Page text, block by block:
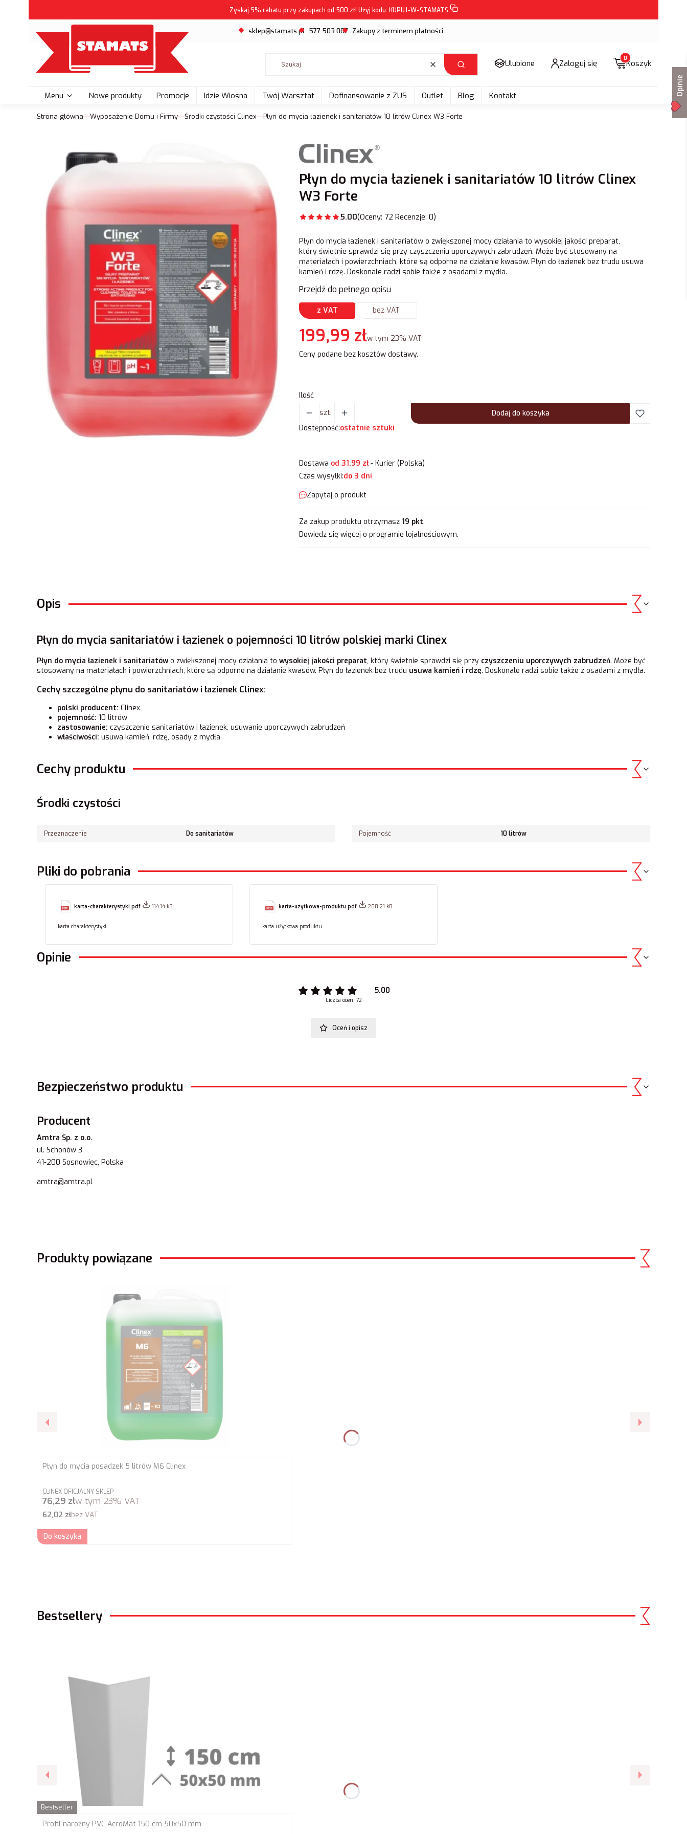
Zyskaj 5% rabatu przy zakupach od 500 zł! Użyj kodu: KUPUJ-W-STAMATS
sklep@stamats.pl 577 503 007 Zakupy z terminem płatności
Wyczyść Szukaj
Ulubione Zaloguj się Produkty w koszyku:
Koszyk
Menu Nowe produkty Promocje Idzie Wiosna Twój Warsztat Dofinansowanie z ZUS Outlet Blog Kontakt
Strona główna Wyposażenie Domu i Firmy Środki czystości Clinex Płyn do mycia łazienek i sanitariatów 10 litrów Clinex W3 Forte
Płyn do mycia łazienek i sanitariatów 10 litrów Clinex
W3 Forte
5.00(Oceny: 72 Recenzje: 0)
Płyn do mycia łazienek i sanitariatów o zwiększonej mocy działania to wysokiej jakości preparat,
który świetnie sprawdzi się przy czyszczeniu uporczywych zabrudzeń. Może być stosowany na
materiałach i powierzchniach, które są odporne na działanie kwasów. Płyn do łazienek bez trudu usuwa
kamień i rdzę. Doskonale radzi sobie także z osadami z mydła.
Przejdź do pełnego opisu
z VAT bez VAT
Cena
199,99 złw tym 23% VAT
w tym 23% VAT
Ceny podane bez kosztów dostawy.
Ilość
szt.
Dostępność:ostatnie sztuki
Dodaj do koszyka
Dostawa od 31,99 zł- Kurier (Polska)
Czas wysyłki:do 3 dni
Zapytaj o produkt
Za zakup produktu otrzymasz 19 pkt.
Dowiedz sięwięcej o programie lojalnościowym.
Opis
Płyn do mycia sanitariatów i łazienek o pojemności 10 litrów polskiej marki Clinex
Płyn do mycia łazienek i sanitariatów o zwiększonej mocy działania to wysokiej jakości preparat, który świetnie sprawdzi się przy czyszczeniu uporczywych zabrudzeń. Może być
stosowany na materiałach i powierzchniach, które są odporne na działanie kwasów. Płyn do łazienek bez trudu usuwa kamień i rdzę. Doskonale radzi sobie także z osadami z mydła.
Cechy szczególne płynu do sanitariatów i łazienek Clinex:
polski producent: Clinex
pojemność: 10 litrów
zastosowanie: czyszczenie sanitariatów i łazienek, usuwanie uporczywych zabrudzeń
właściwości: usuwa kamień, rdzę, osady z mydła
Cechy produktu
Środki czystości
Przeznaczenie Do sanitariatów Pojemność 10 litrów
Pliki do pobrania
karta-charakterystyki.pdf 114.14 kB
karta charakterystyki
karta-uzytkowa-produktu.pdf 208.21 kB
karta użytkowa produktu
Opinie
5.00
Liczba ocen: 72
Oceń i opisz
Bezpieczeństwo produktu
Producent
Amtra Sp. z o.o.
ul. Schonów 3
41-200 Sosnowiec, Polska
amtra@amtra.pl
Produkty powiązane
Płyn do mycia posadzek 5 litrów M6 Clinex
PRODUCENT
CLINEX OFICJALNY SKLEP
Cena brutto
76,29 złw tym 23% VAT
Cena netto
62,02 złbez VAT
Do koszyka
Bestsellery
Bestseller
Profil narożny PVC AcroMat 150 cm 50x50 mm
Opinie